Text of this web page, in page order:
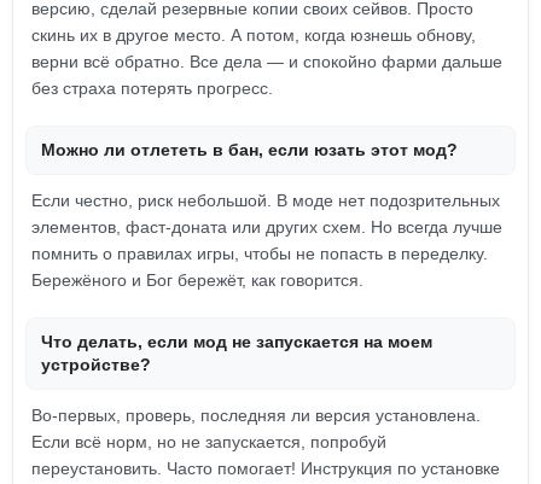
версию, сделай резервные копии своих сейвов. Просто
скинь их в другое место. А потом, когда юзнешь обнову,
верни всё обратно. Все дела — и спокойно фарми дальше
без страха потерять прогресс.
Можно ли отлететь в бан, если юзать этот мод?
Если честно, риск небольшой. В моде нет подозрительных
элементов, фаст-доната или других схем. Но всегда лучше
помнить о правилах игры, чтобы не попасть в переделку.
Бережёного и Бог бережёт, как говорится.
Что делать, если мод не запускается на моем
устройстве?
Во-первых, проверь, последняя ли версия установлена.
Если всё норм, но не запускается, попробуй
переустановить. Часто помогает! Инструкция по установке